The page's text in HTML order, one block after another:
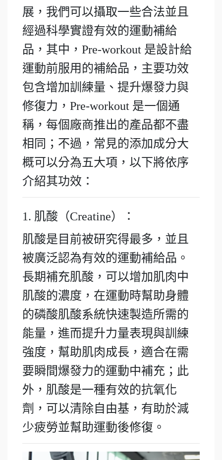
展，我們可以攝取一些合法並且
經過科學實證有效的運動補給
品，其中，Pre-workout 是設計給
運動前服用的補給品，主要功效
包含增加訓練量、提升爆發力與
修復力，Pre-workout 是一個通
稱，每個廠商推出的產品都不盡
相同；不過，常見的添加成分大
概可以分為五大項，以下將依序
介紹其功效：
1. 肌酸（Creatine）：
肌酸是目前被研究得最多，並且
被廣泛認為有效的運動補給品。
長期補充肌酸，可以增加肌肉中
肌酸的濃度，在運動時幫助身體
的磷酸肌酸系統快速製造所需的
能量，進而提升力量表現與訓練
強度，幫助肌肉成長，適合在需
要瞬間爆發力的運動中補充；此
外，肌酸是一種有效的抗氧化
劑，可以清除自由基，有助於減
少疲勞並幫助運動後修復。